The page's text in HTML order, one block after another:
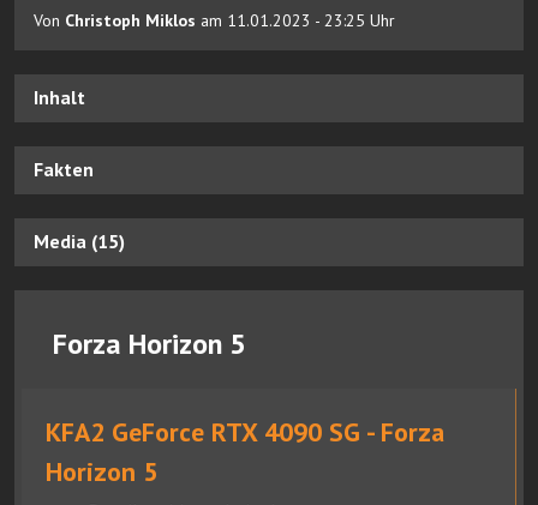
Von Christoph Miklos am 11.01.2023 - 23:25 Uhr
Inhalt
Fakten
Media (15)
Forza Horizon 5
KFA2 GeForce RTX 4090 SG - Forza
Horizon 5